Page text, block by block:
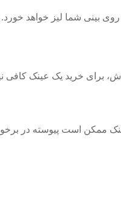
بینی شما لیز خواهد
برای خرید یک عینک
ممکن است پیوسته در